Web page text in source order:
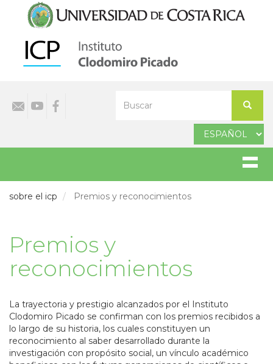
contenido
principal
Buscar
your
sobre el icp Premios y reconocimientos
Premios y
reconocimientos
La trayectoria y prestigio alcanzados por el Instituto
Clodomiro Picado se confirman con los premios recibidos a
lo largo de su historia, los cuales constituyen un
reconocimiento al saber desarrollado durante la
investigación con propósito social, un vínculo académico